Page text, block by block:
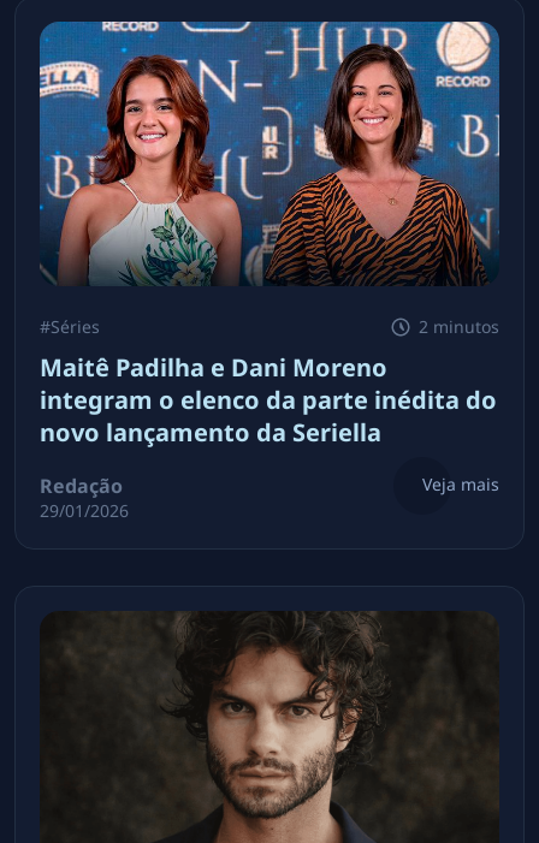
#Séries 2 minutos
Maitê Padilha e Dani Moreno
integram o elenco da parte inédita do
novo lançamento da Seriella
Redação
29/01/2026
Veja mais